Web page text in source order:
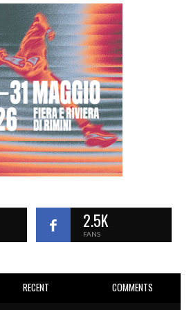
2.5K
FANS
RECENT COMMENTS